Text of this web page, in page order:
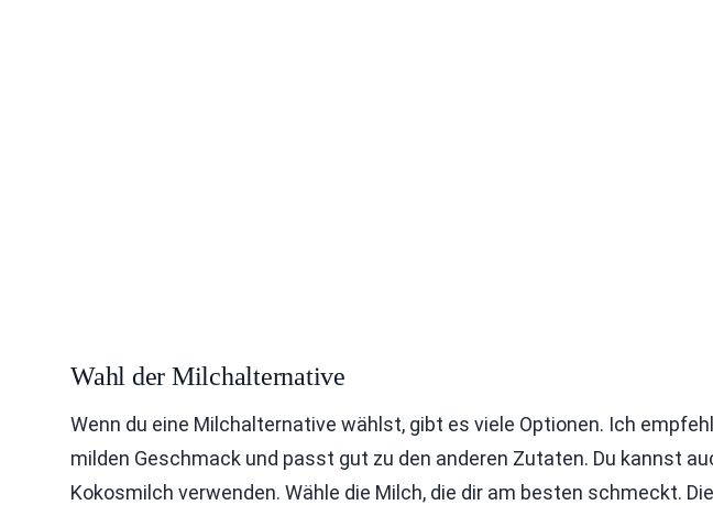
Wahl der Milchalternative
Wenn du eine Milchalternative wählst, gibt es viele Optionen. Ich
milden Geschmack und passt gut zu den anderen Zutaten. Du kannst
Kokosmilch verwenden. Wähle die Milch, die dir am besten schmeckt.